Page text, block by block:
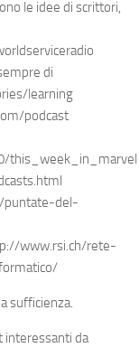
le idee di scrittori,
di
learning
podcast
this_week_in_marvel
puntate-del-
www.rsi.ch/rete-
sufficienza.
interessanti da